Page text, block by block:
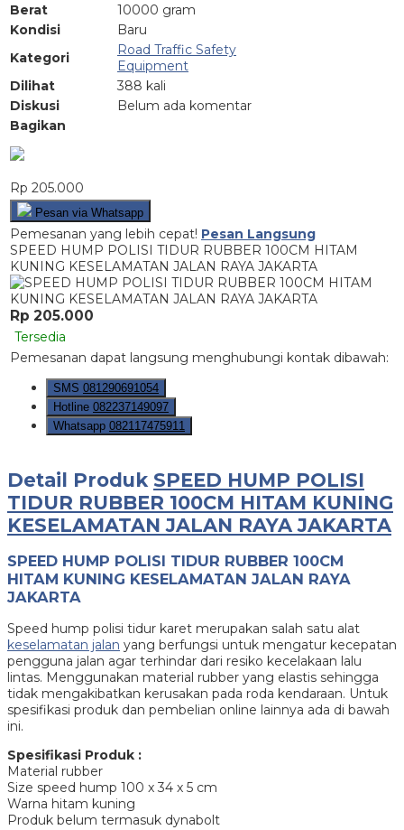
Berat
10000 gram
Kondisi
Baru
Kategori
Road Traffic Safety
Equipment
Dilihat
388 kali
Diskusi
Belum ada komentar
Bagikan
Rp 205.000
Pesan via Whatsapp
Pemesanan yang lebih cepat! Pesan Langsung
SPEED HUMP POLISI TIDUR RUBBER 100CM HITAM
KUNING KESELAMATAN JALAN RAYA JAKARTA
Rp 205.000
Tersedia
Pemesanan dapat langsung menghubungi kontak dibawah:
SMS 081290691054
Hotline 082237149097
Whatsapp 082117475911
Detail Produk SPEED HUMP POLISI
TIDUR RUBBER 100CM HITAM KUNING
KESELAMATAN JALAN RAYA JAKARTA
SPEED HUMP POLISI TIDUR RUBBER 100CM
HITAM KUNING KESELAMATAN JALAN RAYA
JAKARTA
Speed hump polisi tidur karet merupakan salah satu alat
keselamatan jalan yang berfungsi untuk mengatur kecepatan
pengguna jalan agar terhindar dari resiko kecelakaan lalu
lintas. Menggunakan material rubber yang elastis sehingga
tidak mengakibatkan kerusakan pada roda kendaraan. Untuk
spesifikasi produk dan pembelian online lainnya ada di bawah
ini.
Spesifikasi Produk :
Material rubber
Size speed hump 100 x 34 x 5 cm
Warna hitam kuning
Produk belum termasuk dynabolt